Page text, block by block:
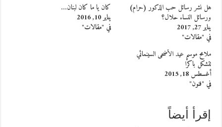
هل نشر رسائل حب الذكور (حرام)
ورسائل النساء حلال؟
يناير 27, 2017
في "مقالات"
كان يا ما كان لبنان…
يناير 10, 2016
في "مقالات"
ملامح موسم عيد الأضحى السينمائي
تتشكل باكرًا
أغسطس 18, 2015
في "فنون"
إقرأ أيضاً